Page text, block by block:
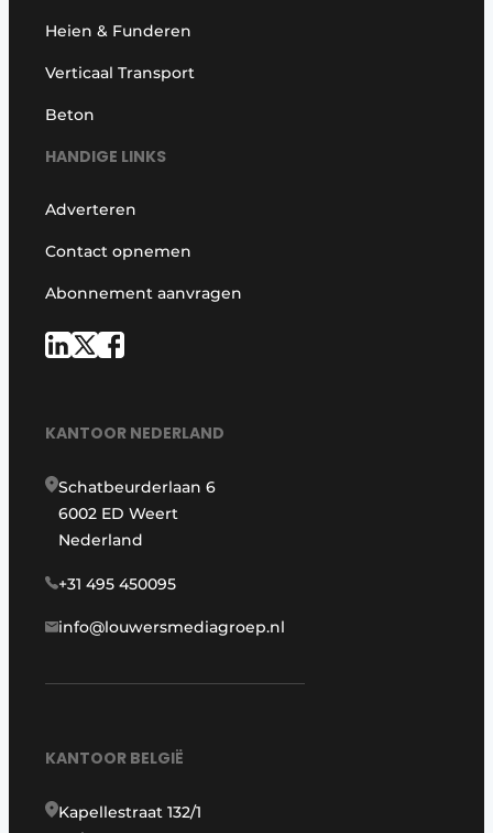
Heien & Funderen
Verticaal Transport
Beton
HANDIGE LINKS
Adverteren
Contact opnemen
Abonnement aanvragen
KANTOOR NEDERLAND
Schatbeurderlaan 6
6002 ED Weert
Nederland
+31 495 450095
info@louwersmediagroep.nl
KANTOOR BELGIË
Kapellestraat 132/1